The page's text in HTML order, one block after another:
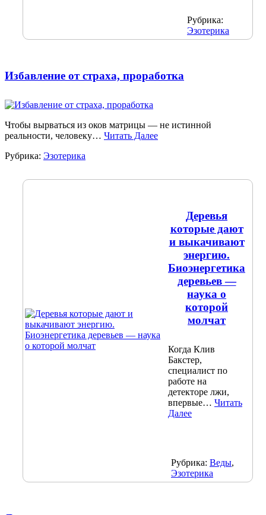
Рубрика:
Эзотерика
Избавление от страха, проработка
Чтобы вырваться из оков матрицы — не истинной
реальности, человеку… Читать Далее
Рубрика: Эзотерика
Деревья
которые дают
и выкачивают
энергию.
Биоэнергетика
деревьев —
наука о
которой
молчат
Когда Клив
Бакстер,
специалист по
работе на
детекторе лжи,
впервые… Читать
Далее
Рубрика: Веды,
Эзотерика